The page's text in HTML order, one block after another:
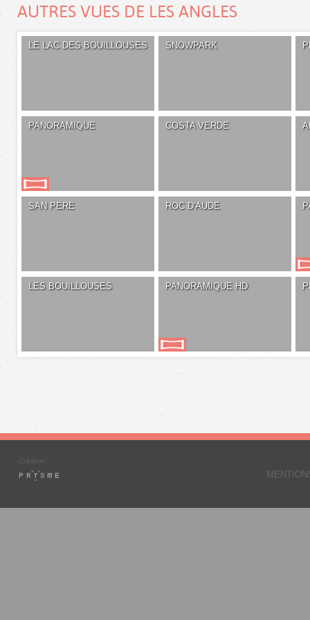
AUTRES VUES DE LES ANGLES
LE LAC DES BOUILLOUSES SNOWPARK
PANORAMIQUE COSTA VERDE
SAN PERE ROC D'AUDE
LES BOUILLOUSES PANORAMIQUE HD